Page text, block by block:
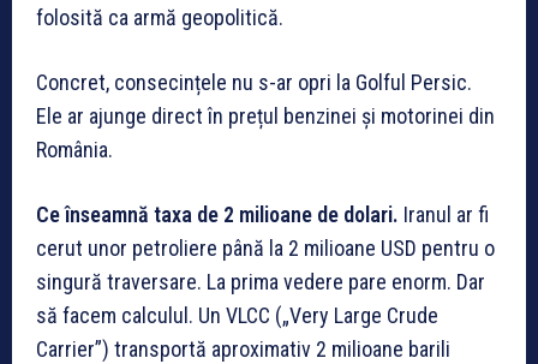
folosită ca armă geopolitică.
Concret, consecințele nu s-ar opri la Golful Persic.
Ele ar ajunge direct în prețul benzinei și motorinei din
România.
Ce înseamnă taxa de 2 milioane de dolari. Iranul ar fi
cerut unor petroliere până la 2 milioane USD pentru o
singură traversare. La prima vedere pare enorm. Dar
să facem calculul. Un VLCC („Very Large Crude
Carrier”) transportă aproximativ 2 milioane barili